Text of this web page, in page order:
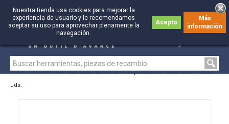
0
0
Nuestra tienda usa cookies para mejorar la
experiencia de usuario y le recomendamos
aceptar su uso para aprovechar plenamente la
navegación.
Acepto
Más
información
Inicio > Alicatador > EDMALEVEL SCREW - Separador en cruz - 3 mm X200
uds.